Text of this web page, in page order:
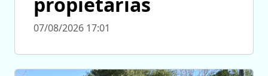
07/08/2026 17:01